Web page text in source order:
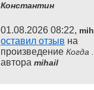
Константин
01.08.2026 08:22,
оставил отзыв на
произведение Когда ...
автора mihail